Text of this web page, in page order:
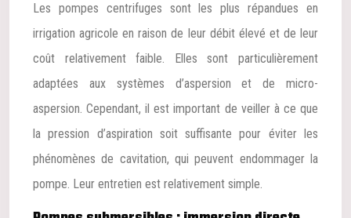
Les pompes centrifuges sont les plus répandues en
irrigation agricole en raison de leur débit élevé et de leur
coût relativement faible. Elles sont particulièrement
adaptées aux systèmes d’aspersion et de micro-
aspersion. Cependant, il est important de veiller à ce que
la pression d’aspiration soit suffisante pour éviter les
phénomènes de cavitation, qui peuvent endommager la
pompe. Leur entretien est relativement simple.